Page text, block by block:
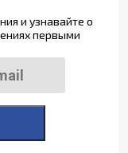
и узнавайте о
первыми